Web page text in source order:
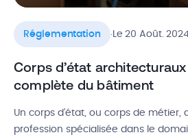
Réglementation Le 20 Août.
Corps d’état
complète du bâtiment
Un corps d’état, ou corps de métier,
profession spécialisée dans le